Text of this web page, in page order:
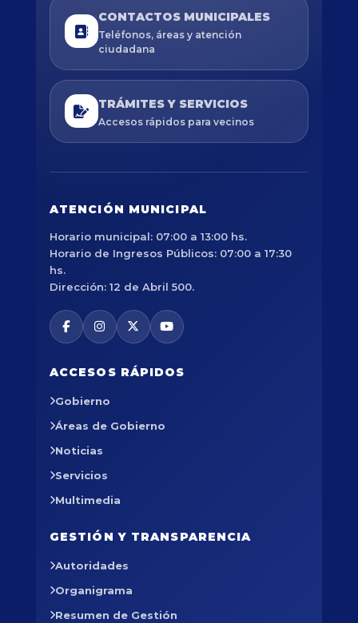
CONTACTOS MUNICIPALES
Teléfonos, áreas y atención
ciudadana
TRÁMITES Y SERVICIOS
Accesos rápidos para vecinos
ATENCIÓN MUNICIPAL
Horario municipal: 07:00 a 13:00 hs.
Horario de Ingresos Públicos: 07:00 a 17:30
hs.
Dirección: 12 de Abril 500.
ACCESOS RÁPIDOS
Gobierno
Áreas de Gobierno
Noticias
Servicios
Multimedia
GESTIÓN Y TRANSPARENCIA
Autoridades
Organigrama
Resumen de Gestión